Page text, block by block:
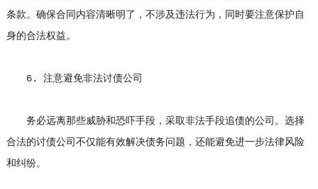
条款。确保合同内容清晰明了，不涉及违法行为，同时要注意保护自
身的合法权益。
6. 注意避免非法讨债公司
务必远离那些威胁和恐吓手段，采取非法手段追债的公司。选择
合法的讨债公司不仅能有效解决债务问题，还能避免进一步法律风险
和纠纷。